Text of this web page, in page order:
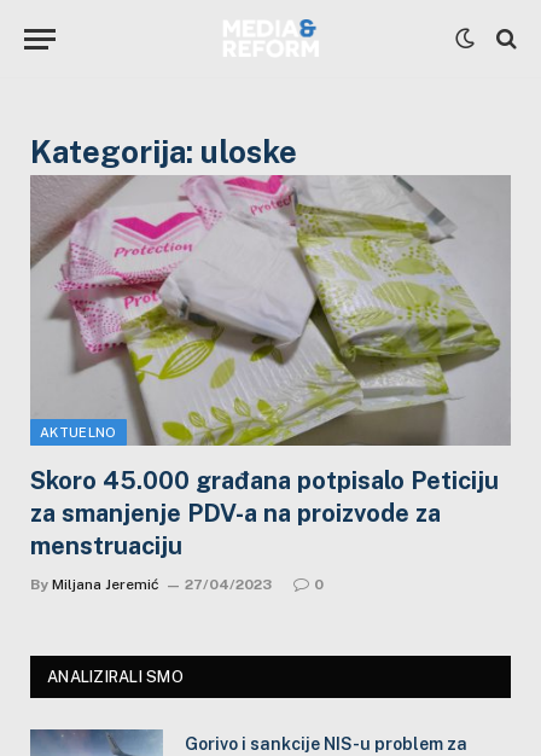
Kategorija: uloske
AKTUELNO
Skoro 45.000 građana potpisalo Peticiju
za smanjenje PDV-a na proizvode za
menstruaciju
By Miljana Jeremić 27/04/2023 0
ANALIZIRALI SMO
Gorivo i sankcije NIS-u problem za